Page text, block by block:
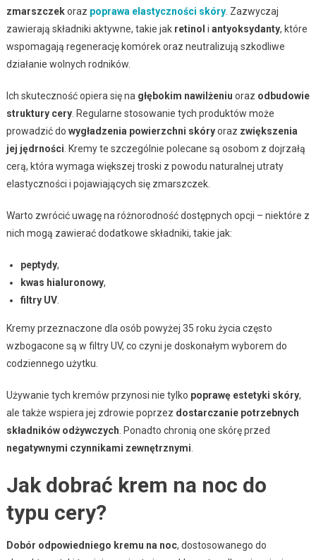
zmarszczekoraz poprawa elastyczności skóry. Zazwyczaj
zawierają składniki aktywne, takie jak retinol i antyoksydanty, które
wspomagają regenerację komórek oraz neutralizują szkodliwe
działanie wolnych rodników.
Ich skuteczność opiera się na głębokim nawilżeniu oraz odbudowie
struktury cery. Regularne stosowanie tych produktów może
prowadzić do wygładzenia powierzchni skóryoraz zwiększenia
jej jędrności . Kremy te szczególnie polecane są osobom z dojrzałą
cerą, która wymaga większej troski z powodu naturalnej utraty
elastyczności i pojawiających się zmarszczek.
Warto zwrócić uwagę na różnorodność dostępnych opcji – niektóre z
nich mogą zawierać dodatkowe składniki, takie jak:
peptydy,
kwas hialuronowy,
filtry UV.
Kremy przeznaczone dla osób powyżej 35 roku życia często
wzbogacone są w filtry UV, co czyni je doskonałym wyborem do
codziennego użytku.
Używanie tych kremów przynosi nie tylko poprawę estetyki skóry,
ale także wspiera jej zdrowie poprzez dostarczanie potrzebnych
składników odżywczych . Ponadto chronią one skórę przed
negatywnymi czynnikami zewnętrznymi
Jak dobrać krem na noc do
typu cery?
Dobór odpowiedniego kremu na noc, dostosowanego do